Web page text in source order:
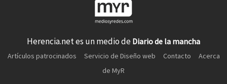
Herencia.net es un medio de Diario de la mancha
Artículos patrocinados Servicio de Diseño web Contacto
Acerca
de MyR